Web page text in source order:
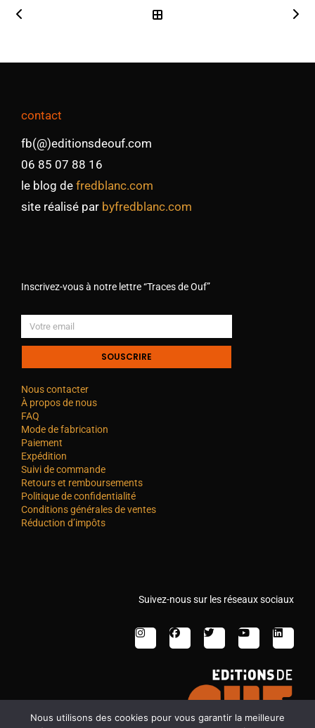
contact
fb(@)editionsdeouf.com
06 85 07 88 16
le blog de fredblanc.com
site réalisé par byfredblanc.com
Inscrivez-vous à notre lettre “Traces de Ouf”
SOUSCRIRE
Nous contacter
À propos de nous
FAQ
Mode de fabrication
Paiement
Expédition
Suivi de commande
Retours et remboursements
Politique de confidentialité
Conditions générales de ventes
Réduction d’impôts
Suivez-nous sur les réseaux sociaux
Nous utilisons des cookies pour vous garantir la meilleure